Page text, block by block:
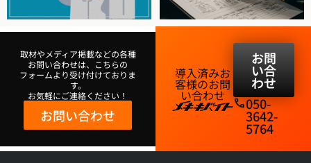
取材やメディア掲載などの各種
お問い合わせは、こちらの
フォームより受け付けておりま
す。
お気軽にご連絡ください！
お問い合わせ
導入済みお
客様のお問
い合わせ​
お問
い合
わせ
phone050-
3642-
5764​